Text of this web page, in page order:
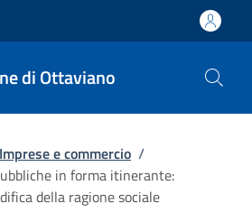
di Ottaviano
Imprese e commercio /
in forma itinerante:
della ragione sociale